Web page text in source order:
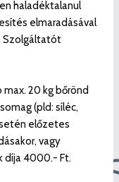
haladéktalanul
elmaradásával
Szolgáltatót
max. 20 kg bőrönd
(pld: síléc,
előzetes
vagy
díja 4000.- Ft.